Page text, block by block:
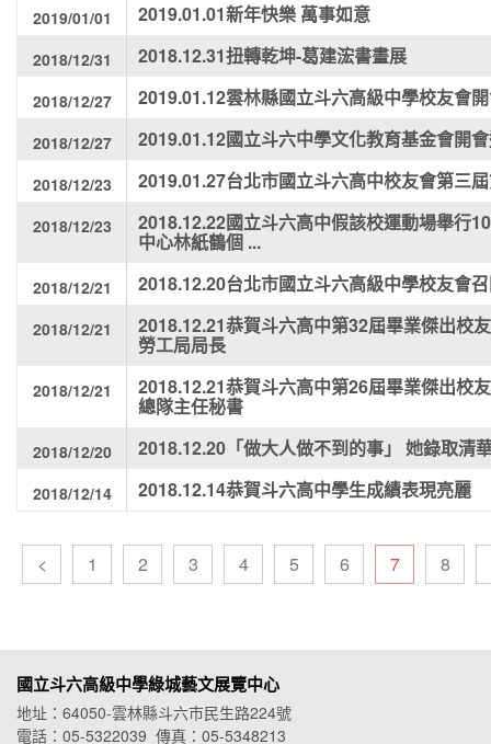
2019/01/01 2019.01.01新年快樂 萬事如意
2018/12/31 2018.12.31扭轉乾坤-葛建浤書畫展
2018/12/27 2019.01.12雲林縣國立斗六高級中學校友會
2018/12/27 2019.01.12國立斗六中學文化教育基金會開
2018/12/23 2019.01.27台北市國立斗六高中校友會第三
2018/12/23 2018.12.22國立斗六高中假該校運動場舉行
中心林紙鶴個 ...
2018/12/21 2018.12.20台北市國立斗六高級中學校友會
2018/12/21 2018.12.21恭賀斗六高中第32屆畢業傑出校
勞工局局長
2018/12/21 2018.12.21恭賀斗六高中第26屆畢業傑出校
總隊主任秘書
2018/12/20 2018.12.20「做大人做不到的事」 她錄取清
2018/12/14 2018.12.14恭賀斗六高中學生成績表現亮麗
< 1 2 3 4 5 6 7 8
國立斗六高級中學綠城藝文展覽中心
地址：64050-雲林縣斗六市民生路224號
電話：05-5322039 傳真：05-5348213